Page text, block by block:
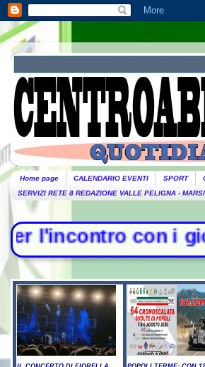
Home page CALENDARIO EVENTI SPORT
SERVIZI RETE 8 REDAZIONE VALLE PELIGNA -
con i giovani